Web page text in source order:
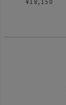
ダ スリーク ブラック シ